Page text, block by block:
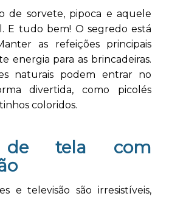
de sorvete, pipoca e aquele
E tudo bem! O segredo está
as refeições principais
energia para as brincadeiras.
naturais podem entrar no
divertida, como picolés
coloridos.
de tela com
e televisão são irresistíveis,